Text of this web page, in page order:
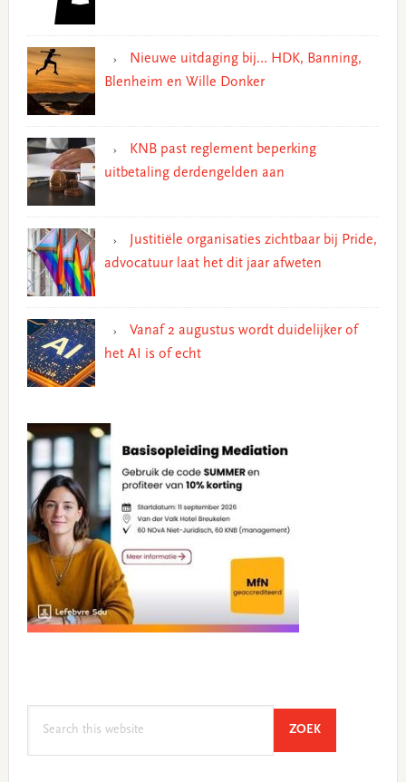
Nieuwe uitdaging bij… HDK, Banning,
Blenheim en Wille Donker
KNB past reglement beperking
uitbetaling derdengelden aan
Justitiële organisaties zichtbaar bij Pride,
advocatuur laat het dit jaar afweten
Vanaf 2 augustus wordt duidelijker of
het AI is of echt
ZOEKSEARCH